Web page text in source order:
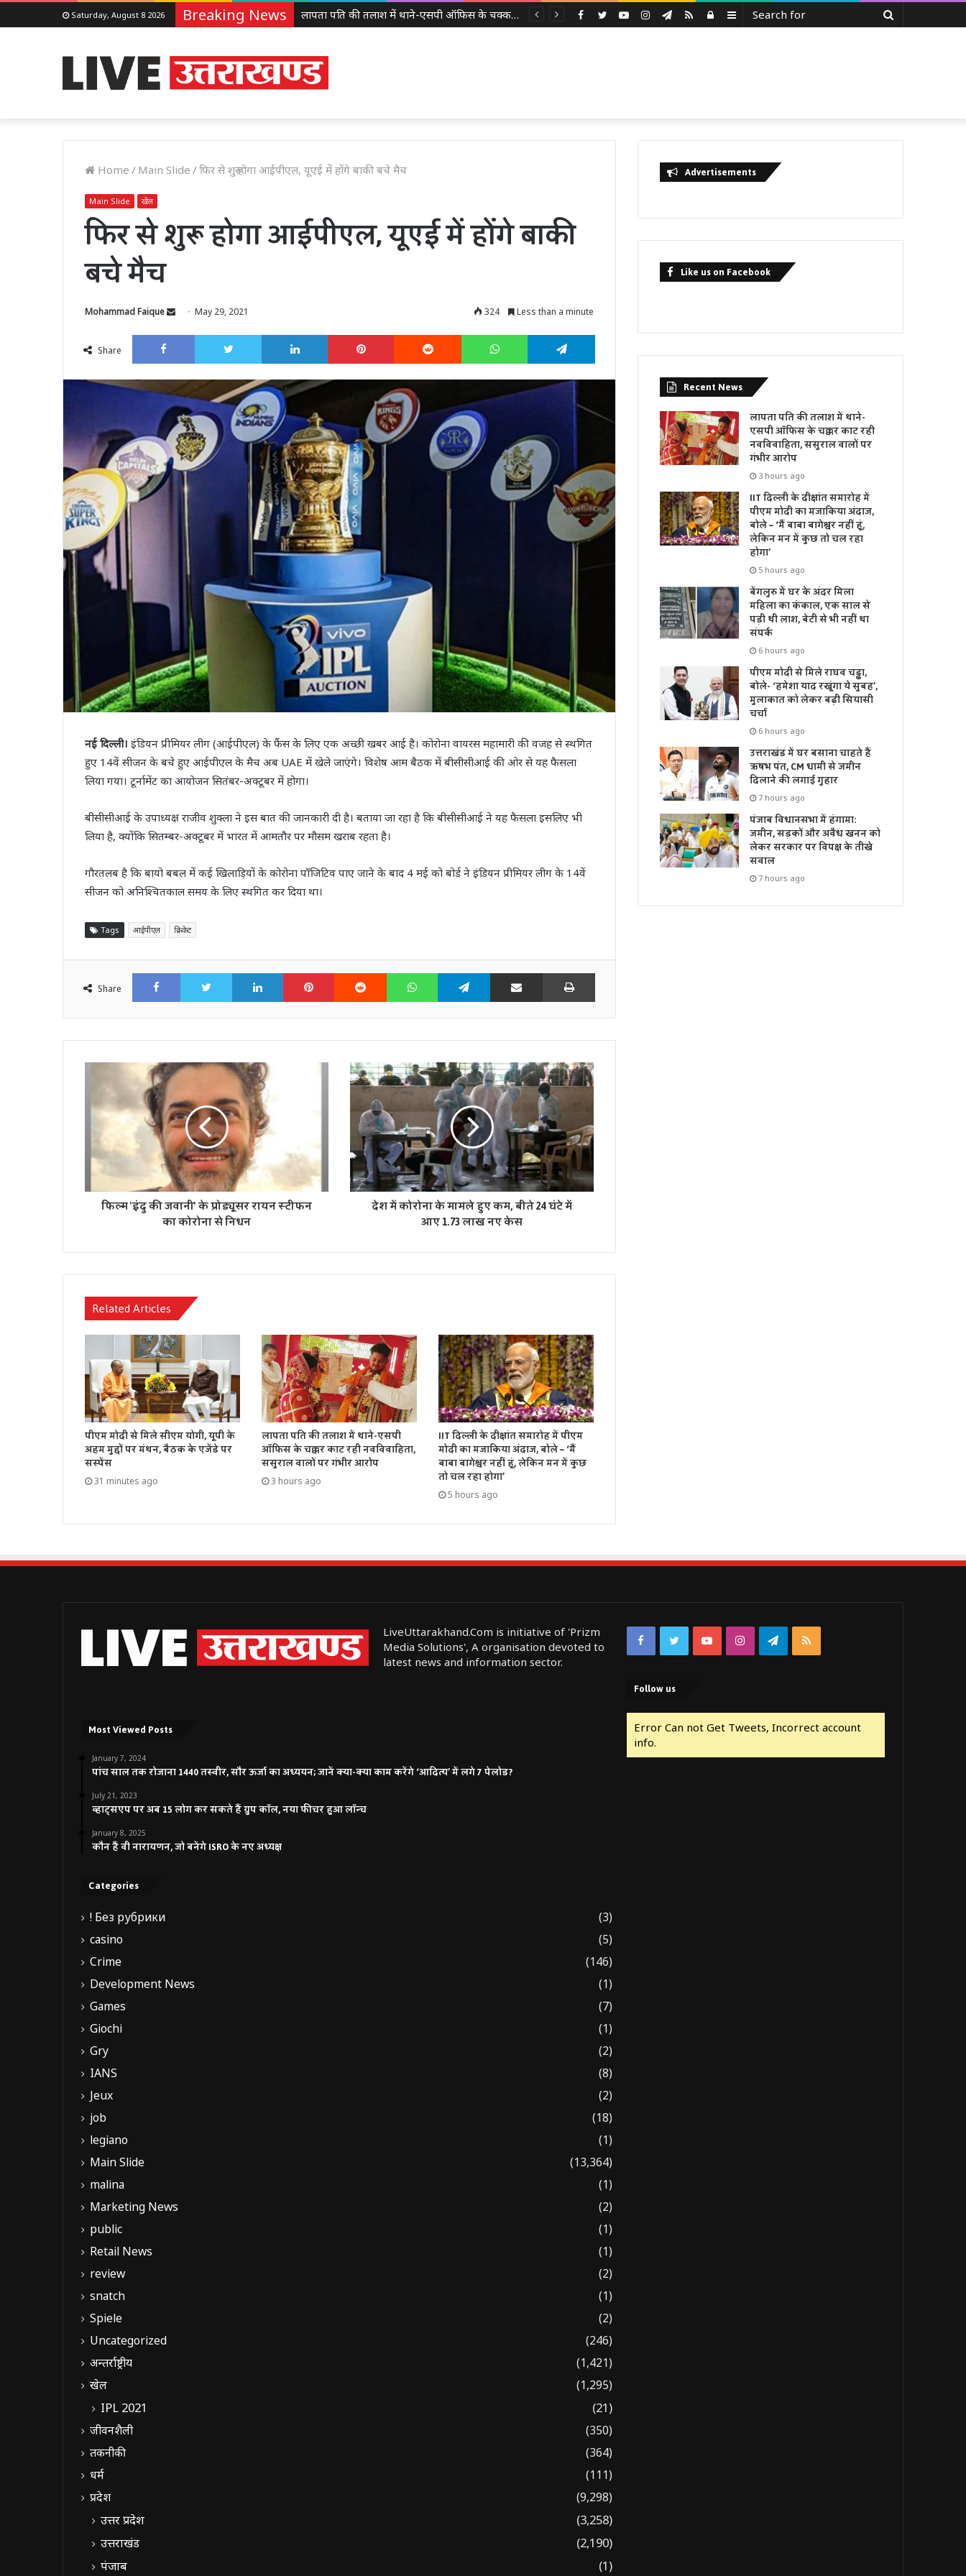
Saturday, August 8 2026 Breaking News लापता पति की तलाश में थाने-एसपी ऑफिस के चक्कर काट रही नवविवाहिता, ससुराल वालों पर गंभीर आरोप Sidebar
Log
RSS
Telegram
Instagram
YouTube
Twitter
Facebook
Home / Main Slide /फिर से शुरू होगा आईपीएल, यूएई में होंगे बाकी बचे मैच
Main Slide खेल
फिर से शुरू होगा आईपीएल, यूएई में होंगे बाकी
बचे मैच
Mohammad Faique
SendMay 29, 2021 324 Less than a minute
Share
Facebook Twitter LinkedIn Pinterest Reddit WhatsApp Telegram
नई दिल्ली। इंडियन प्रीमियर लीग (आईपीएल) के फैंस के लिए एक अच्छी खबर आई है। कोरोना वायरस महामारी की वजह से स्थगित
हुए 14वें सीजन के बचे हुए आईपीएल के मैच अब UAE में खेले जाएंगे। विशेष आम बैठक में बीसीसीआई की ओर से यह फैसला
लिया गया। टूर्नामेंट का आयोजन सितंबर-अक्टूबर में होगा।
बीसीसीआई के उपाध्यक्ष राजीव शुक्ला ने इस बात की जानकारी दी है। बताया जा रहा है कि बीसीसीआई ने यह फैसला इसलिए भी
लिया है, क्योंकि सितम्बर-अक्टूबर में भारत में आमतौर पर मौसम खराब रहता है।
गौरतलब है कि बायो बबल में कई खिलाड़ियों के कोरोना पॉजिटिव पाए जाने के बाद 4 मई को बोर्ड ने इंडियन प्रीमियर लीग के 14वें
सीजन को अनिश्चितकाल समय के लिए स्थगित कर दिया था।
Tags आईपीएल क्रिकेट
Share
FacebookTwitter LinkedIn Pinterest Reddit WhatsAppTelegram Share via Email Print
फिल्म 'इंदु की जवानी' के प्रोड्यूसर रायन स्टीफन
का कोरोना से निधन
देश में कोरोना के मामले हुए कम, बीते 24 घंटे में
आए 1.73 लाख नए केस
Related Articles
पीएम मोदी से मिले सीएम योगी, यूपी के
अहम मुद्दों पर मंथन, बैठक के एजेंडे पर
सस्पेंस
31 minutes ago
लापता पति की तलाश में थाने-एसपी
ऑफिस के चक्कर काट रही नवविवाहिता,
ससुराल वालों पर गंभीर आरोप
3 hours ago
IIT दिल्ली के दीक्षांत समारोह में पीएम
मोदी का मजाकिया अंदाज, बोले – ‘मैं
बाबा बागेश्वर नहीं हूं, लेकिन मन में कुछ
तो चल रहा होगा’
5 hours ago
Advertisements
Like us on Facebook
Recent News
लापता पति की तलाश में थाने-
एसपी ऑफिस के चक्कर काट रही
नवविवाहिता, ससुराल वालों पर
गंभीर आरोप
3 hours ago
IIT दिल्ली के दीक्षांत समारोह में
पीएम मोदी का मजाकिया अंदाज,
बोले – ‘मैं बाबा बागेश्वर नहीं हूं,
लेकिन मन में कुछ तो चल रहा
होगा’
5 hours ago
बेंगलुरु में घर के अंदर मिला
महिला का कंकाल, एक साल से
पड़ी थी लाश, बेटी से भी नहीं था
संपर्क
6 hours ago
पीएम मोदी से मिले राघव चड्ढा,
बोले- ‘हमेशा याद रखूंगा ये सुबह’,
मुलाकात को लेकर बढ़ी सियासी
चर्चा
6 hours ago
उत्तराखंड में घर बसाना चाहते हैं
ऋषभ पंत, CM धामी से जमीन
दिलाने की लगाई गुहार
7 hours ago
पंजाब विधानसभा में हंगामा:
जमीन, सड़कों और अवैध खनन को
लेकर सरकार पर विपक्ष के तीखे
सवाल
7 hours ago
LiveUttarakhand.Com is initiative of 'Prizm
Media Solutions', A organisation devoted to
latest news and information sector.
Most Viewed Posts
January 7, 2024
पांच साल तक रोजाना 1440 तस्वीर, सौर ऊर्जा का अध्ययन; जानें क्या-क्या काम करेंगे ‘आदित्य’ में लगे 7 पेलोड?
July 21, 2023
व्हाट्सएप पर अब 15 लोग कर सकते हैं ग्रुप कॉल, नया फीचर हुआ लॉन्च
January 8, 2025
कौन हैं वी नारायणन, जो बनेंगे ISRO के नए अध्यक्ष
Categories
! Без рубрики
(3)
casino
(5)
Crime
(146)
Development News
(1)
Games
(7)
Giochi
(1)
Gry
(2)
IANS
(8)
Jeux
(2)
job
(18)
legiano
(1)
Main Slide
(13,364)
malina
(1)
Marketing News
(2)
public
(1)
Retail News
(1)
review
(2)
snatch
(1)
Spiele
(2)
Uncategorized
(246)
अन्तर्राष्ट्रीय
(1,421)
खेल
(1,295)
IPL 2021 (21)
जीवनशैली
(350)
तकनीकी
(364)
धर्म
(111)
प्रदेश
(9,298)
उत्तर प्रदेश
(3,258)
उत्तराखंड
(2,190)
पंजाब
(1)
FacebookTwitterYouTubeInstagramTelegram
RSS
Follow us
Error Can not Get Tweets, Incorrect account
info.